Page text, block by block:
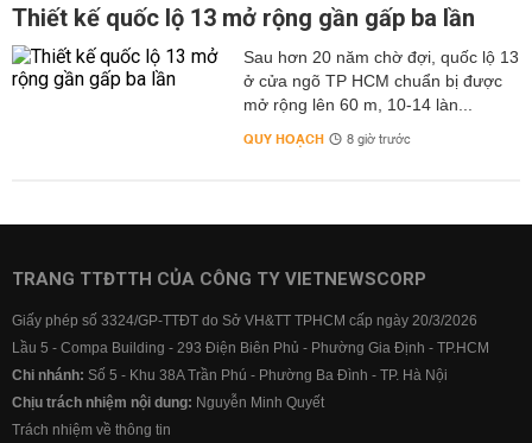
Thiết kế quốc lộ 13 mở rộng gần gấp ba lần
Sau hơn 20 năm chờ đợi, quốc lộ 13
ở cửa ngõ TP HCM chuẩn bị được
mở rộng lên 60 m, 10-14 làn...
QUY HOẠCH 8 giờ trước
TRANG TTĐTTH CỦA CÔNG TY VIETNEWSCORP
Giấy phép số 3324/GP-TTĐT do Sở VH&TT TPHCM cấp ngày 20/3/2026
Lầu 5 - Compa Building - 293 Điện Biên Phủ - Phường Gia Định - TP.HCM
Chi nhánh: Số 5 - Khu 38A Trần Phú - Phường Ba Đình - TP. Hà Nội
Chịu trách nhiệm nội dung: Nguyễn Minh Quyết
Trách nhiệm về thông tin